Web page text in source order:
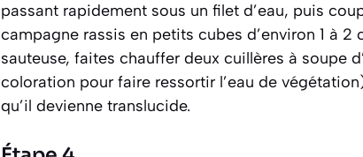
passant rapidement sous un filet d’eau, puis
campagne rassis en petits cubes d’environ 1 à
sauteuse, faites chauffer deux cuillères à soupe
coloration pour faire ressortir l’eau de
qu’il devienne translucide.